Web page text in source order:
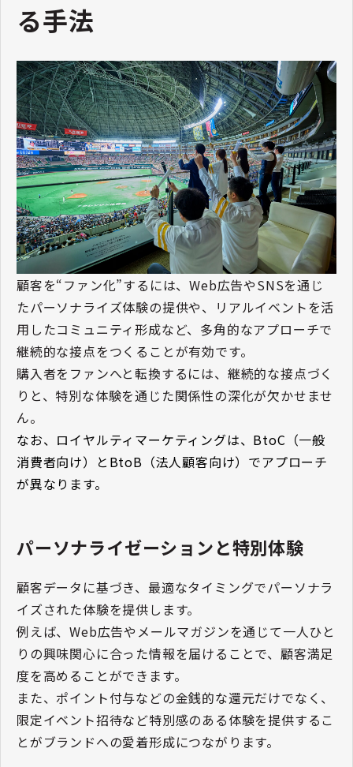
る手法
顧客を“ファン化”するには、Web広告やSNSを通じ
たパーソナライズ体験の提供や、リアルイベントを活
用したコミュニティ形成など、多角的なアプローチで
継続的な接点をつくることが有効です。
購入者をファンへと転換するには、継続的な接点づく
りと、特別な体験を通じた関係性の深化が欠かせませ
ん。
なお、ロイヤルティマーケティングは、BtoC（一般
消費者向け）とBtoB（法人顧客向け）でアプローチ
が異なります。
パーソナライゼーションと特別体験
顧客データに基づき、最適なタイミングでパーソナラ
イズされた体験を提供します。
例えば、Web広告やメールマガジンを通じて一人ひと
りの興味関心に合った情報を届けることで、顧客満足
度を高めることができます。
また、ポイント付与などの金銭的な還元だけでなく、
限定イベント招待など特別感のある体験を提供するこ
とがブランドへの愛着形成につながります。